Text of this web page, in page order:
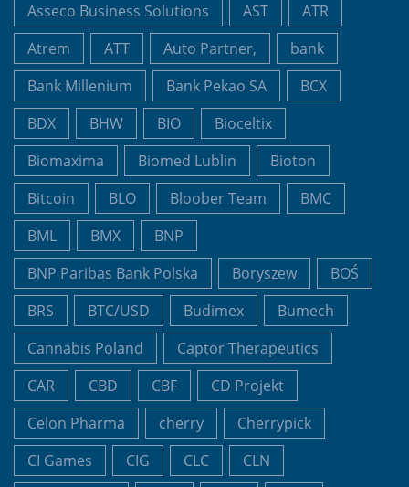
Asseco Business Solutions
AST
ATR
Atrem
ATT Auto Partner,
bank
Bank Millenium
Bank Pekao SA
BCX
BDX
BHW BIO
Bioceltix
Biomaxima
Biomed Lublin
Bioton
Bitcoin
BLO Bloober Team
BMC
BML
BMX
BNP
BNP Paribas Bank Polska
Boryszew
BOŚ
BRS
BTC/USD Budimex
Bumech
Cannabis Poland
Captor Therapeutics
CAR
CBD CBF
CD Projekt
Celon Pharma
cherry
Cherrypick
CI Games
CIG CLC
CLN